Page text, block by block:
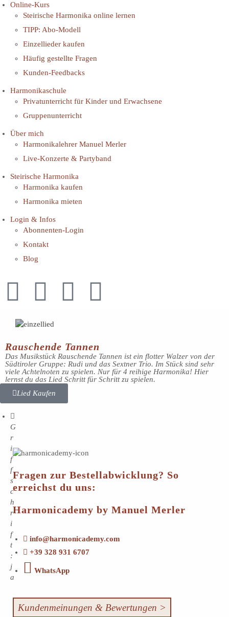
Online-Kurs
Steirische Harmonika online lernen
TIPP: Abo-Modell
Einzellieder kaufen
Häufig gestellte Fragen
Kunden-Feedbacks
Harmonikaschule
Privatunterricht für Kinder und Erwachsene
Gruppenunterricht
Über mich
Harmonikalehrer Manuel Merler
Live-Konzerte & Partyband
Steirische Harmonika
Harmonika kaufen
Harmonika mieten
Login & Infos
Abonnenten-Login
Kontakt
Blog
Rauschende Tannen
Das Musikstück Rauschende Tannen ist ein flotter Walzer von der
Südtiroler Gruppe: Rudi und das Sextner Trio. Im Stück sind sehr
viele Achtelnoten zu spielen. Nur für 4 reihige Harmonika! Hier
lernst du das Lied Schritt für Schritt zu spielen.
Lied Kaufen
G
r
i
f
f
s
c
h
r
i
f
t
:
j
a
Fragen zur Bestellabwicklung? So
erreichst du uns:
Harmonicademy by Manuel Merler
info@harmonicademy.com
+39 328 931 6707
WhatsApp
Kundenmeinungen & Bewertungen >